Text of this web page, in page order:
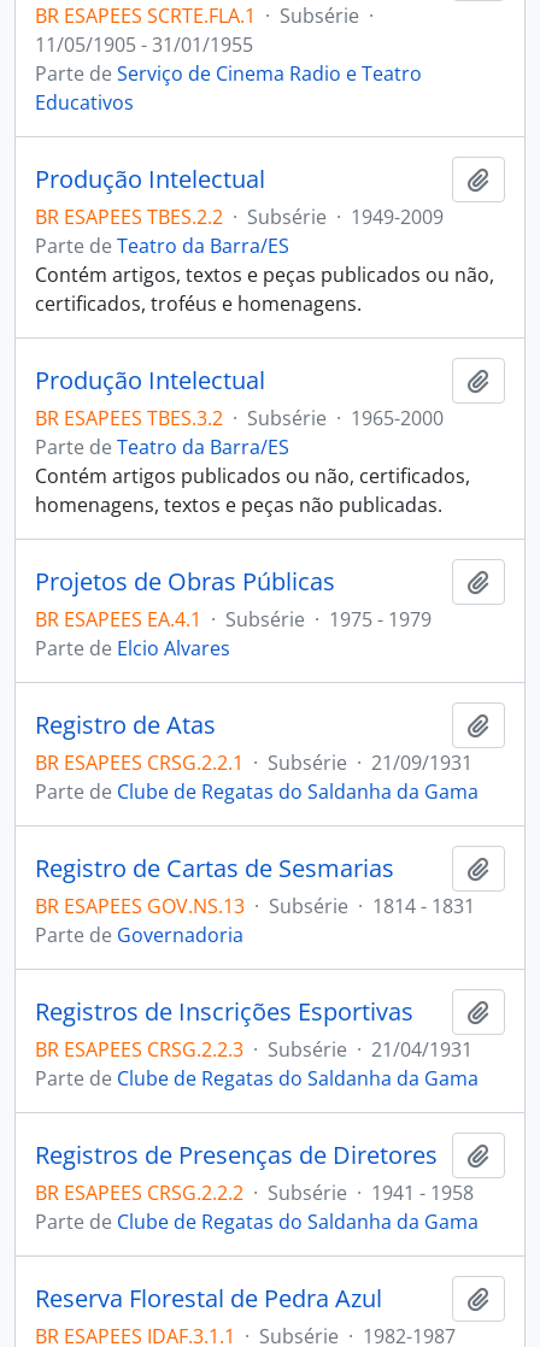
BR ESAPEES SCRTE.FLA.1 · Subsérie ·
11/05/1905 - 31/01/1955
Parte de Serviço de Cinema Radio e Teatro
Educativos
Produção Intelectual
BR ESAPEES TBES.2.2 · Subsérie · 1949-2009
Parte de Teatro da Barra/ES
Contém artigos, textos e peças publicados ou não,
certificados, troféus e homenagens.
Produção Intelectual
BR ESAPEES TBES.3.2 · Subsérie · 1965-2000
Parte de Teatro da Barra/ES
Contém artigos publicados ou não, certificados,
homenagens, textos e peças não publicadas.
Projetos de Obras Públicas
BR ESAPEES EA.4.1 · Subsérie · 1975 - 1979
Parte de Elcio Alvares
Registro de Atas
BR ESAPEES CRSG.2.2.1 · Subsérie · 21/09/1931
Parte de Clube de Regatas do Saldanha da Gama
Registro de Cartas de Sesmarias
BR ESAPEES GOV.NS.13 · Subsérie · 1814 - 1831
Parte de Governadoria
Registros de Inscrições Esportivas
BR ESAPEES CRSG.2.2.3 · Subsérie · 21/04/1931
Parte de Clube de Regatas do Saldanha da Gama
Registros de Presenças de Diretores
BR ESAPEES CRSG.2.2.2 · Subsérie · 1941 - 1958
Parte de Clube de Regatas do Saldanha da Gama
Reserva Florestal de Pedra Azul
BR ESAPEES IDAF.3.1.1 · Subsérie · 1982-1987